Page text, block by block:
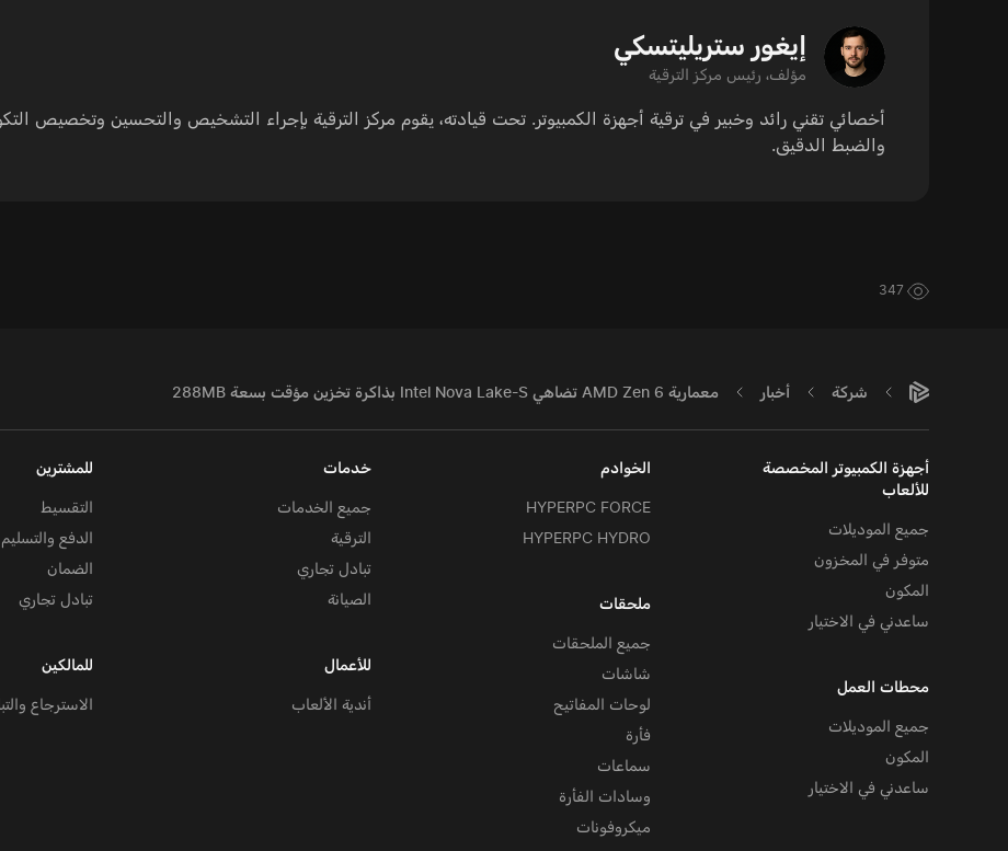
إيغور ستريليتسكي
مؤلف، رئيس مركز الترقية
أخصائي تقني رائد وخبير في ترقية أجهزة الكمبيوتر. تحت قيادته، يقوم مركز الترقية بإجراء التشخيص والتحسين وتخصيص
والضبط الدقيق.
347
شركة أخبار معمارية AMD Zen 6 تضاهي Intel Nova Lake-S بذاكرة تخزين مؤقت بسعة 288MB
أجهزة الكمبيوتر المخصصة
للألعاب
جميع الموديلات
متوفر في المخزون
المكون
ساعدني في الاختيار
محطات العمل
جميع الموديلات
المكون
ساعدني في الاختيار
الخوادم
HYPERPC FORCE
HYPERPC HYDRO
ملحقات
جميع الملحقات
شاشات
لوحات المفاتيح
فأرة
سماعات
وسادات الفأرة
ميكروفونات
خدمات
جميع الخدمات
الترقية
تبادل تجاري
الصيانة
للأعمال
أندية الألعاب
للمشترين
التقسيط
الدفع والتسليم
الضمان
تبادل تجاري
للمالكين
الاسترجاع